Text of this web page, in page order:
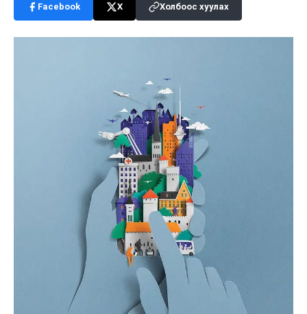
Facebook X Холбоос хуулах